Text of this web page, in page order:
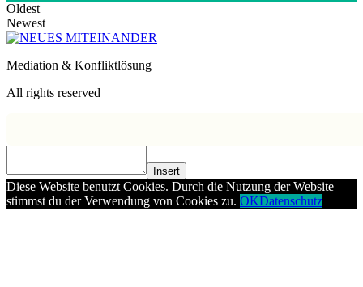
Oldest
Newest
Mediation & Konfliktlösung
All rights reserved
Insert
Diese Website benutzt Cookies. Durch die Nutzung der Website
stimmst du der Verwendung von Cookies zu. OKDatenschutz